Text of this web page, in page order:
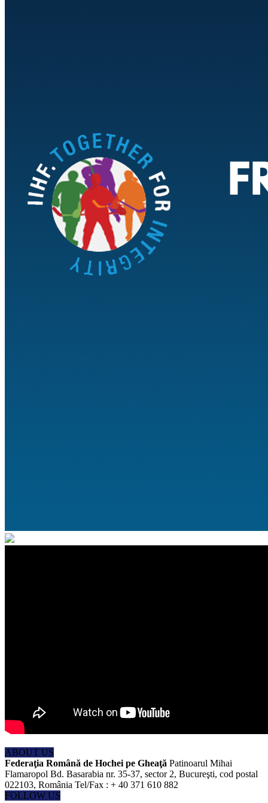
ABOUT US
Federaţia Română de Hochei pe Gheaţă Patinoarul Mihai
Flamaropol Bd. Basarabia nr. 35-37, sector 2, Bucureşti, cod postal
022103, România Tel/Fax : + 40 371 610 882
FOLLOW US